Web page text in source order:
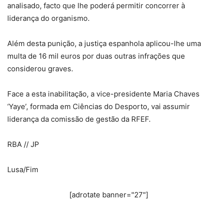
analisado, facto que lhe poderá permitir concorrer à
liderança do organismo.
Além desta punição, a justiça espanhola aplicou-lhe uma
multa de 16 mil euros por duas outras infrações que
considerou graves.
Face a esta inabilitação, a vice-presidente Maria Chaves
‘Yaye’, formada em Ciências do Desporto, vai assumir
liderança da comissão de gestão da RFEF.
RBA // JP
Lusa/Fim
[adrotate banner="27"]